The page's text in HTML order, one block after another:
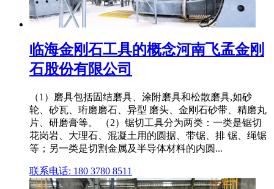
临海金刚石工具的概念河南飞孟金刚
石股份有限公司
（1）磨具包括固结磨具、涂附磨具和松散磨具,如砂
轮、砂瓦、珩磨磨石、异型 磨头、金刚石砂带、精磨丸
片、研磨膏等。 （2）锯切工具分为两类：一类是锯切
花岗岩、大理石、混凝土用的圆据、带锯、排 锯、绳锯
等；另一类是切割金属及半导体材料的内圆...
联系电话: 180 3780 8511